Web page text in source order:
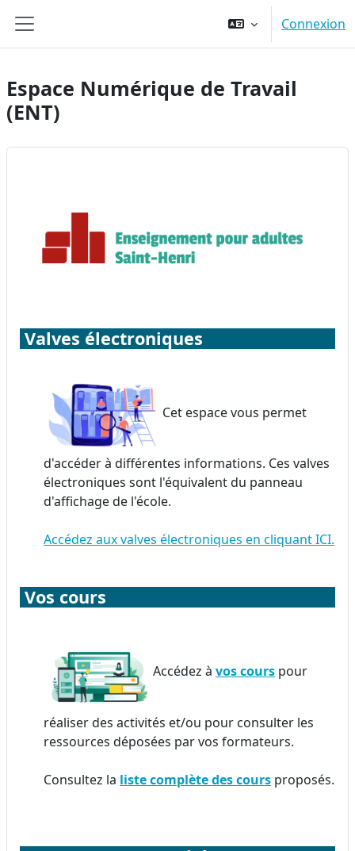
Panneau latéral
Connexion
Espace Numérique de Travail
(ENT)
Valves électroniques
Cet espace vous permet
d'accéder à différentes informations. Ces valves
électroniques sont l'équivalent du panneau
d'affichage de l'école.
Accédez aux valves électroniques en cliquant ICI.
Vos cours
Accédez à vos cours pour
réaliser des activités et/ou pour consulter les
ressources déposées par vos formateurs.
Consultez la liste complète des cours proposés.